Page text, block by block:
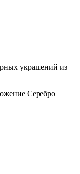
украшений из
Серебро